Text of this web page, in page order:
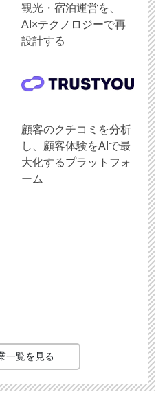
観光・宿泊運営を、
AI×テクノロジーで再
設計する
顧客のクチコミを分析
し、顧客体験をAIで最
大化するプラットフォ
ーム
一覧を見る